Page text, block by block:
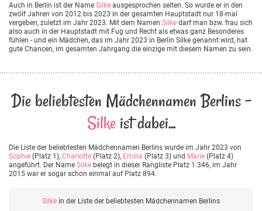
Auch in Berlin ist der Name Silke ausgesprochen selten. So wurde er in den
zwölf Jahren von 2012 bis 2023 in der gesamten Hauptstadt nur 18-mal
vergeben, zuletzt im Jahr 2023. Mit dem Namen Silke darf man bzw. frau sich
also auch in der Hauptstadt mit Fug und Recht als etwas ganz Besonderes
fühlen - und ein Mädchen, das im Jahr 2023 in Berlin Silke genannt wird, hat
gute Chancen, im gesamten Jahrgang die einzige mit diesem Namen zu sein.
Die beliebtesten Mädchennamen Berlins -
Silkeist dabei...
Die Liste der beliebtesten Mädchennamen Berlins wurde im Jahr 2023 von
Sophie (Platz 1), Charlotte (Platz 2), Emilia (Platz 3) und Marie (Platz 4)
angeführt. Der Name Silke belegt in dieser Rangliste Platz 1.346, im Jahr
2015 war er sogar schon einmal auf Platz 894.
Silke in der Liste der beliebtesten Mädchennamen Berlins